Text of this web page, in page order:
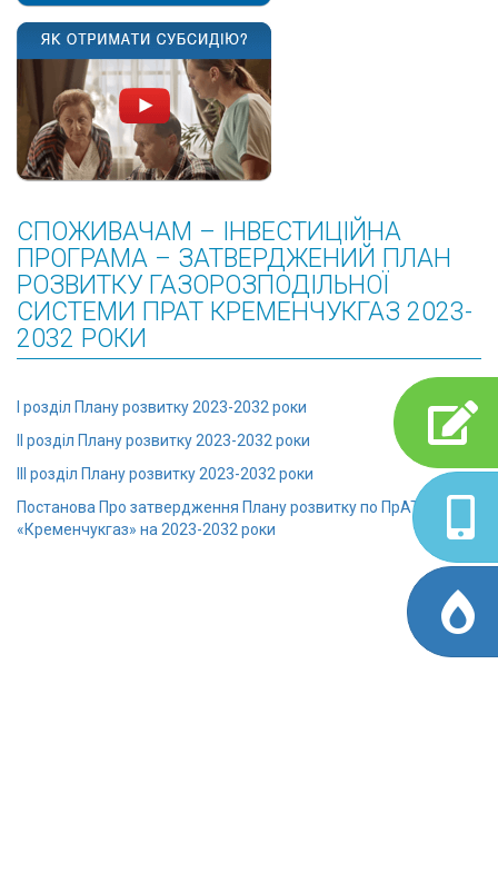
СПОЖИВАЧАМ – ІНВЕСТИЦІЙНА
ПРОГРАМА – ЗАТВЕРДЖЕНИЙ ПЛАН
РОЗВИТКУ ГАЗОРОЗПОДІЛЬНОЇ
СИСТЕМИ ПРАТ КРЕМЕНЧУКГАЗ 2023-
2032 РОКИ
І розділ Плану розвитку 2023-2032 роки
ІІ розділ Плану розвитку 2023-2032 роки
ІІІ розділ Плану розвитку 2023-2032 роки
Постанова Про затвердження Плану розвитку по ПрАТ
«Кременчукгаз» на 2023-2032 роки